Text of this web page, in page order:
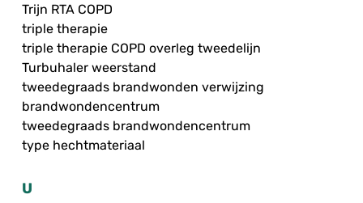
Trijn RTA COPD
triple therapie
triple therapie COPD overleg tweedelijn
Turbuhaler weerstand
tweedegraads brandwonden verwijzing
brandwondencentrum
tweedegraads brandwondencentrum
type hechtmateriaal
U